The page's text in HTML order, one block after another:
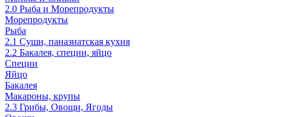
2.0 Рыба и Морепродукты
Морепродукты
Рыба
2.1 Суши, паназиатская кухня
2.2 Бакалея, специи, яйцо
Специи
Яйцо
Бакалея
Макароны, крупы
2.3 Грибы, Овощи, Ягоды